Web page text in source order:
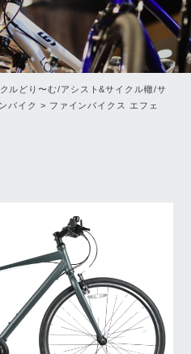
ルどり〜む/アシスト&サイクル轍/サ
バイク > ファインバイクス エフェ